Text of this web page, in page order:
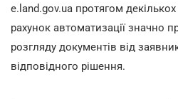
e.land.gov.ua протягом
рахунок автоматизації значно
розгляду документів від
відповідного рішення.